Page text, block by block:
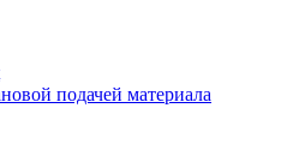
подачей материала